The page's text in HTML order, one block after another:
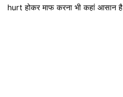
hurt होकर माफ करना भी कहां आसान है